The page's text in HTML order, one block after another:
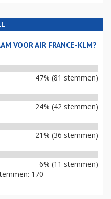
VOOR AIR FRANCE-KLM?
47% (81 stemmen)
24% (42 stemmen)
21% (36 stemmen)
6% (11 stemmen)
170